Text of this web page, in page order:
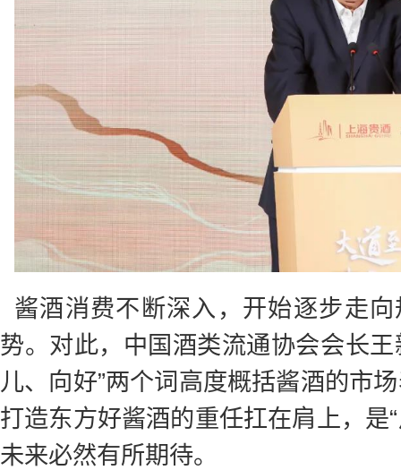
酱酒消费不断深入，开始逐步走
势。对此，中国酒类流通协会会长
儿、向好”两个词高度概括酱酒的市
打造东方好酱酒的重任扛在肩上，是
未来必然有所期待。